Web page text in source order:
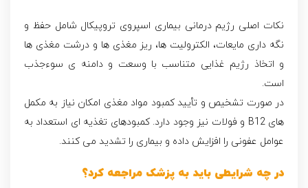
نکات اصلی رژیم درمانی بیماری اسپروی تروپیکال شامل حفظ و
نگه داری مایعات، الکترولیت ها، ریز مغذی ها و درشت مغذی ها
و اتخاذ رژیم غذایی متناسب با وسعت و دامنه ی سوءجذب
است.
در صورت تشخیص و تأیید کمبود مواد مغذی امکان نیاز به مکمل
های B12 و فولات نیز وجود دارد. کمبودهای تغذیه ای استعداد به
عوامل عفونی را افزایش داده و بیماری را تشدید می کنند.
در چه شرایطی باید به پزشک مراجعه کرد؟